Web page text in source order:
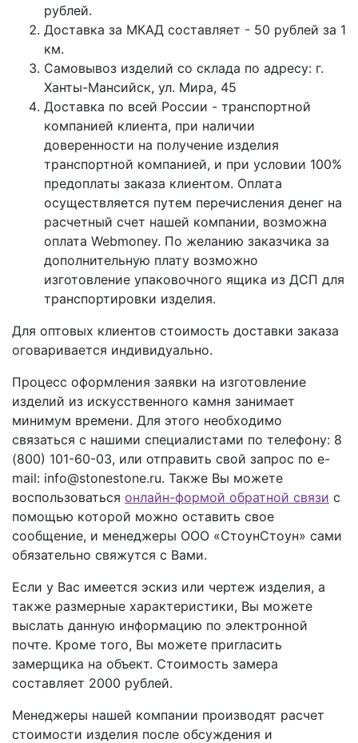
рублей.
Доставка за МКАД составляет - 50 рублей за 1
км.
Самовывоз изделий со склада по адресу: г.
Ханты-Мансийск, ул. Мира, 45
Доставка по всей России - транспортной
компанией клиента, при наличии
доверенности на получение изделия
транспортной компанией, и при условии 100%
предоплаты заказа клиентом. Оплата
осуществляется путем перечисления денег на
расчетный счет нашей компании, возможна
оплата Webmoney. По желанию заказчика за
дополнительную плату возможно
изготовление упаковочного ящика из ДСП для
транспортировки изделия.
Для оптовых клиентов стоимость доставки заказа
оговаривается индивидуально.
Процесс оформления заявки на изготовление
изделий из искусственного камня занимает
минимум времени. Для этого необходимо
связаться с нашими специалистами по телефону: 8
(800) 101-60-03, или отправить свой запрос по e-
mail: info@stonestone.ru. Также Вы можете
воспользоваться онлайн-формой обратной связи с
помощью которой можно оставить свое
сообщение, и менеджеры ООО «СтоунСтоун» сами
обязательно свяжутся с Вами.
Если у Вас имеется эскиз или чертеж изделия, а
также размерные характеристики, Вы можете
выслать данную информацию по электронной
почте. Кроме того, Вы можете пригласить
замерщика на объект. Стоимость замера
составляет 2000 рублей.
Менеджеры нашей компании производят расчет
стоимости изделия после обсуждения и